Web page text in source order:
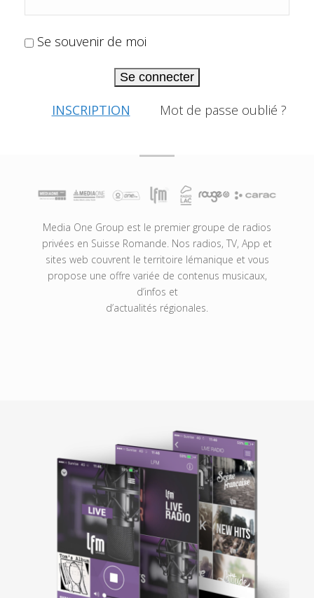
Se souvenir de moi
Se connecter
INSCRIPTION Mot de passe oublié ?
Media One Group est le premier groupe de radios
privées en Suisse Romande. Nos radios, TV, App et
sites web couvrent le territoire lémanique et vous
propose une offre variée de contenus musicaux,
d’infos et
d’actualités régionales.